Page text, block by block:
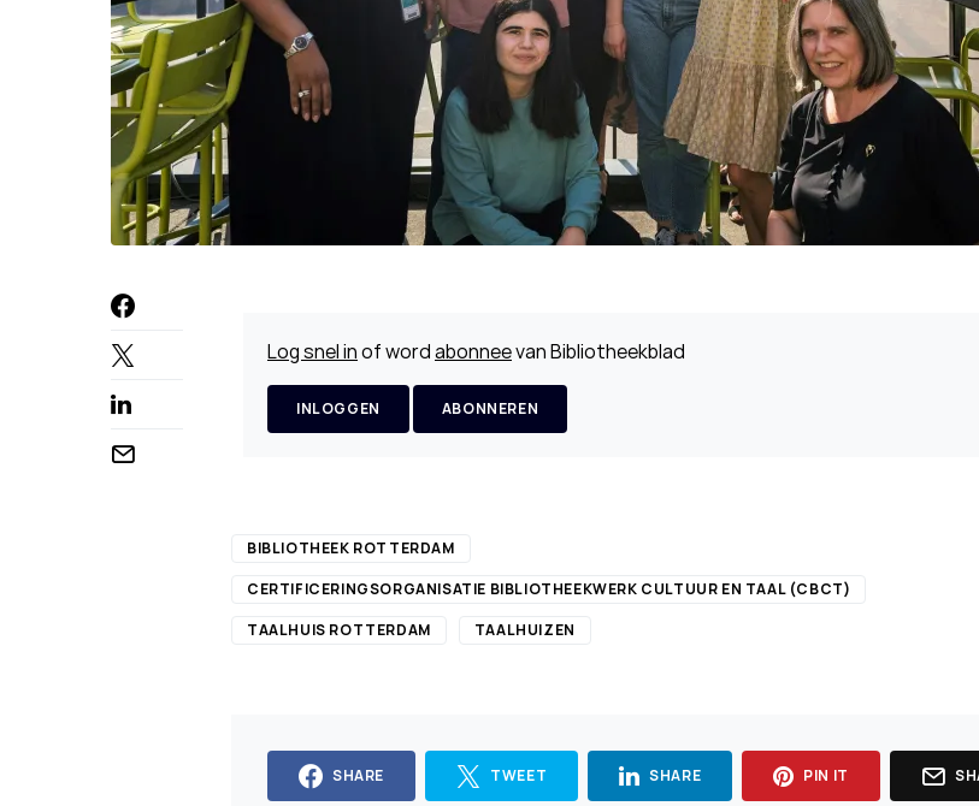
Log snel inof wordabonneevan Bibliotheekblad
INLOGGEN ABONNEREN
BIBLIOTHEEK ROTTERDAM
CERTIFICERINGSORGANISATIE BIBLIOTHEEKWERK CULTUUR EN TAAL (CBCT)
TAALHUIS ROTTERDAM
TAALHUIZEN
SHARE TWEET SHARE PIN IT